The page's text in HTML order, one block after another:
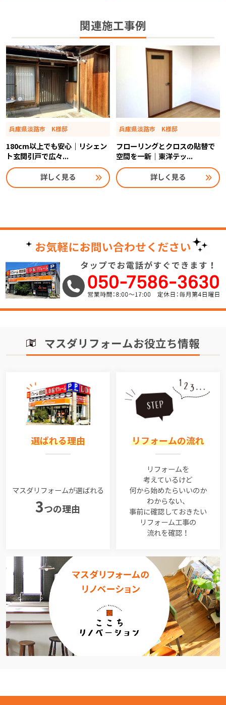
関連施工事例
兵庫県淡路市 K様邸
180cm以上でも安心｜リシェン
ト玄関引戸で広々...
詳しく見る
兵庫県淡路市 K様邸
フローリングとクロスの貼替で
空間を一新｜東洋テッ...
詳しく見る
マスダリフォームお役立ち情報
選ばれる理由
マスダリフォームが選ばれる
3つの理由
リフォームの流れ
リフォームを
考えているけど
何から始めたらいいのか
わからない、
事前に確認しておきたい
リフォーム工事の
流れを確認！